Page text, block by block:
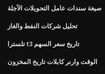
صيغة سندات عامل التحويلات الآجلة
تحليل شركات النفط والغاز
تلسترا t3 تاريخ سعر السهم
الوقت وارنر كابلات تاريخ المخزون